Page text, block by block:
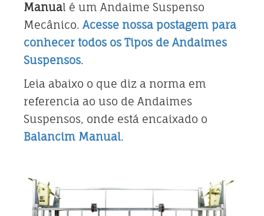
Manual é um Andaime Suspenso
Mecânico. Acesse nossa postagem para
conhecer todos os Tipos de Andaimes
Suspensos.
Leia abaixo o que diz a norma em
referencia ao uso de Andaimes
Suspensos, onde está encaixado o
Balancim Manual.